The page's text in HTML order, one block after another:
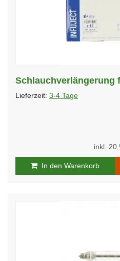
Schlauchverlängerung
Lieferzeit: 3-4 Tage
inkl. 20
In den Warenkorb